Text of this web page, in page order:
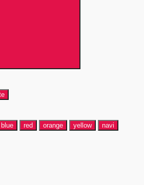
blue red orange yellow
navi